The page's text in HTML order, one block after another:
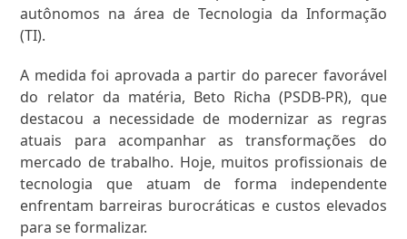
autônomos na área de Tecnologia da Informação
(TI).
A medida foi aprovada a partir do parecer favorável
do relator da matéria, Beto Richa (PSDB-PR), que
destacou a necessidade de modernizar as regras
atuais para acompanhar as transformações do
mercado de trabalho. Hoje, muitos profissionais de
tecnologia que atuam de forma independente
enfrentam barreiras burocráticas e custos elevados
para se formalizar.